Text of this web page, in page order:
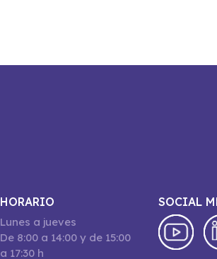
HORARIO
Lunes a jueves
De 8:00 a 14:00 y de 15:00
a 17:30 h
SOCIAL